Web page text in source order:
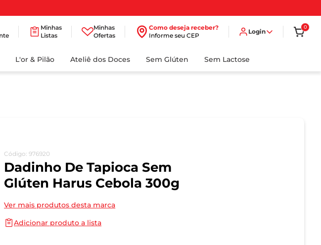
Minhas
Listas
Minhas
Ofertas
Como deseja receber?
Informe seu CEP
Login
0
L'or & Pilão Ateliê dos Doces Sem Glúten Sem Lactose
Código:976920
Dadinho De Tapioca Sem
Glúten Harus Cebola 300g
Ver mais produtos desta marca
Adicionar produto a lista